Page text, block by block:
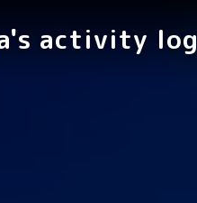
activity log